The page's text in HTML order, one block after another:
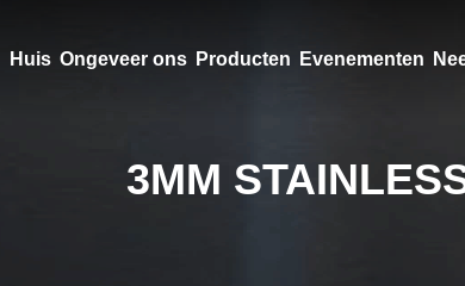
Huis Ongeveer ons Producten Evenementen
3MM